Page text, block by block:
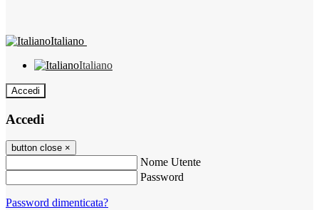
Italiano
Italiano
Accedi
Accedi
button close ×
Nome Utente
Password
Password dimenticata?